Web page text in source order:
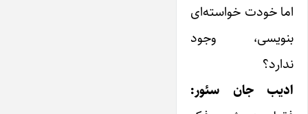
‌اما خودت خواسته‌ای
بنویسی، وجود
ندارد؟
ادیب جان سئور: